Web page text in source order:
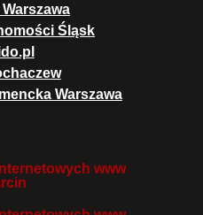
Śląsk
Warszawa
www